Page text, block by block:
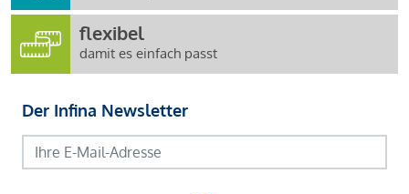
flexibel
damit es einfach passt
Der Infina Newsletter